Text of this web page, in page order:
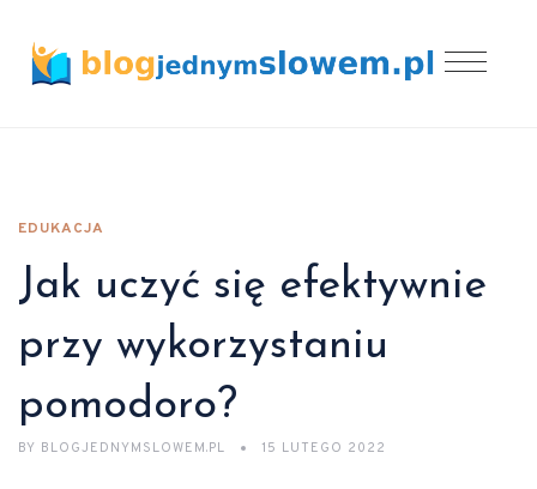
EDUKACJA
Jak uczyć się efektywnie
przy wykorzystaniu
pomodoro?
BY BLOGJEDNYMSLOWEM.PL 15 LUTEGO 2022